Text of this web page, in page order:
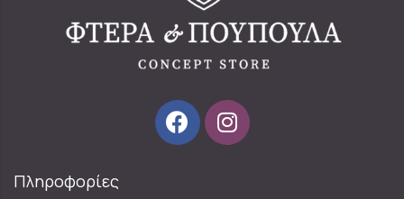
Πληροφορίες